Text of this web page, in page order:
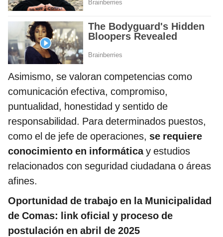
Asimismo, se valoran competencias como
comunicación efectiva, compromiso,
puntualidad, honestidad y sentido de
responsabilidad. Para determinados puestos,
como el de jefe de operaciones, se requiere
conocimiento en informáticay estudios
relacionados con seguridad ciudadana o áreas
afines.
Oportunidad de trabajo en la Municipalidad
de Comas: link oficial y proceso de
postulación en abril de 2025